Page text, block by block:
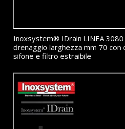
Inoxsystem® IDrain LINEA 3080
drenaggio larghezza mm 70 con
sifone e filtro estraibile